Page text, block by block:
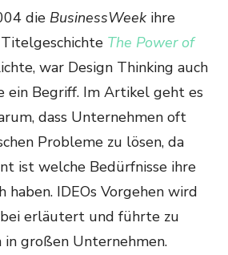
die BusinessWeek ihre
The Power of
war Design Thinking auch
ein Begriff. Im Artikel geht es
dass Unternehmen oft
Probleme zu lösen, da
ist welche Bedürfnisse ihre
haben. IDEOs Vorgehen wird
erläutert und führte zu
in großen Unternehmen.